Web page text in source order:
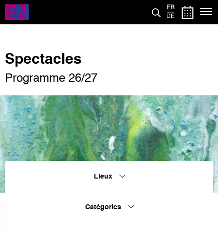
Aller
contenu
FR
DE
Spectacles
Programme 26/27
Lieux
Catégories